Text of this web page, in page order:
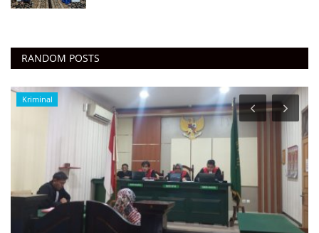
RANDOM POSTS
NASIONAL
" PERJUANGAN MANDIRI WARGA DESA
RANGDA MENUJU PERADABAN...
Fitri Artanti Dec 27, 2024 0